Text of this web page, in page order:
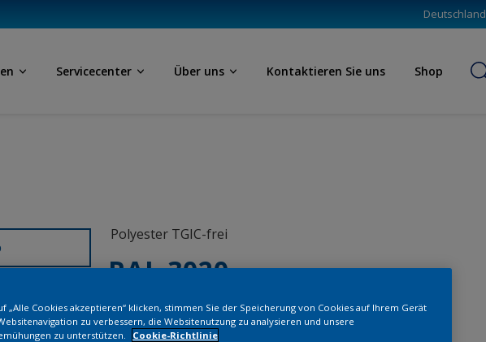
Deutschland
Servicecenter Über uns Kontaktieren Sie uns Shop
Polyester TGIC-frei
RAL 3020
NGB20I
„Alle Cookies akzeptieren“ klicken, stimmen Sie der Speicherung von Cookies auf Ihrem Gerät
zu verbessern, die Websitenutzung zu analysieren und unsere
zu unterstützen.
Cookie-Richtlinie